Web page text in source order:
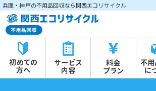
兵庫・神戸の不用品回収なら関西エコリサイクル